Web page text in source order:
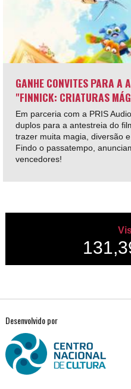
GANHE CONVITES PARA A
"FINNICK: CRIATURAS
Em parceria com a PRIS
duplos para a antestreia do
trazer muita magia, diversão
Findo o passatempo,
vencedores!
Desenvolvido por